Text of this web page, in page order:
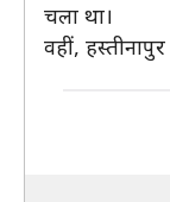
चला था।
वहीं,